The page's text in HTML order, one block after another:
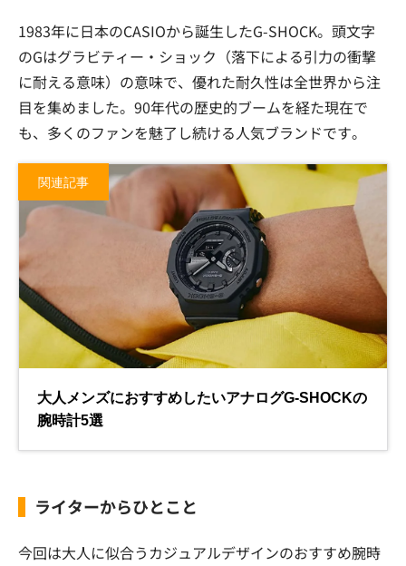
1983年に日本のCASIOから誕生したG-SHOCK。頭文字
のGはグラビティー・ショック（落下による引力の衝撃
に耐える意味）の意味で、優れた耐久性は全世界から注
目を集めました。90年代の歴史的ブームを経た現在で
も、多くのファンを魅了し続ける人気ブランドです。
ライターからひとこと
今回は大人に似合うカジュアルデザインのおすすめ腕時